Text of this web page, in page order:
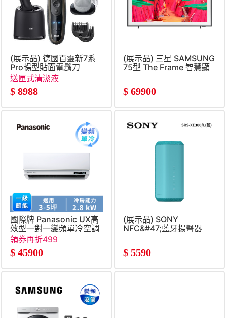
(展示品) 德國百靈新7系
Pro暢型貼面電鬍刀
送匣式清潔液
$ 8988
(展示品) 三星 SAMSUNG
75型 The Frame 智慧顯
$ 69900
國際牌 Panasonic UX高
效型一對一變頻單冷空調
領券再折499
$ 45900
(展示品) SONY
NFC&#47;藍牙揚聲器
$ 5590